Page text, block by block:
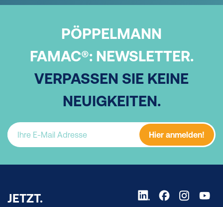
PÖPPELMANN
FAMAC®: NEWSLETTER.
VERPASSEN SIE KEINE
NEUIGKEITEN.
Hier anmelden!
JETZT.